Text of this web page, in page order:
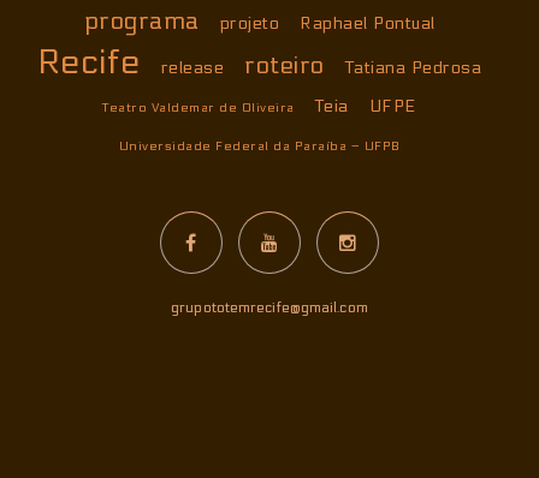
programa projeto Raphael Pontual
Recife release roteiro Tatiana Pedrosa
Teatro Valdemar de Oliveira Teia UFPE
Universidade Federal da Paraíba – UFPB
grupototemrecife@gmail.com